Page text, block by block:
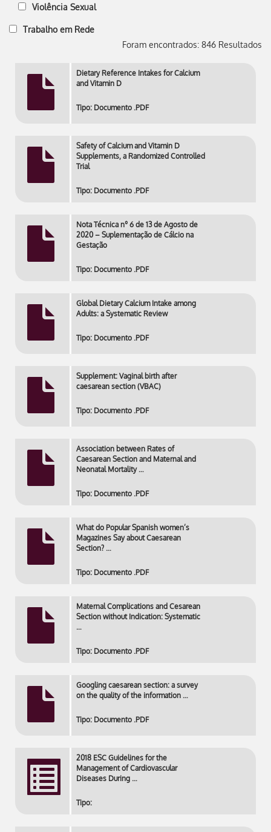
Violência Sexual
Trabalho em Rede
Foram encontrados: 846 Resultados
Dietary Reference Intakes for Calcium
and Vitamin D
Tipo: Documento .PDF
Safety of Calcium and Vitamin D
Supplements, a Randomized Controlled
Trial
Tipo: Documento .PDF
Nota Técnica nº 6 de 13 de Agosto de
2020 – Suplementação de Cálcio na
Gestação
Tipo: Documento .PDF
Global Dietary Calcium Intake among
Adults: a Systematic Review
Tipo: Documento .PDF
Supplement: Vaginal birth after
caesarean section (VBAC)
Tipo: Documento .PDF
Association between Rates of
Caesarean Section and Maternal and
Neonatal Mortality …
Tipo: Documento .PDF
What do Popular Spanish women’s
Magazines Say about Caesarean
Section? …
Tipo: Documento .PDF
Maternal Complications and Cesarean
Section without Indication: Systematic
…
Tipo: Documento .PDF
Googling caesarean section: a survey
on the quality of the information …
Tipo: Documento .PDF
2018 ESC Guidelines for the
Management of Cardiovascular
Diseases During …
Tipo: